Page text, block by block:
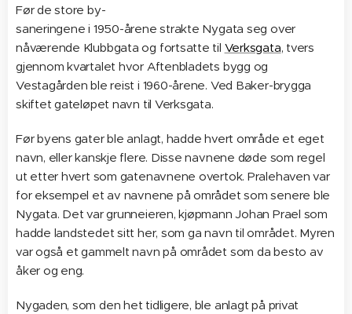
Før de store by-
saneringene i 1950-årene strakte Nygata seg over
nåværende Klubbgata og fortsatte til Verksgata, tvers
gjennom kvartalet hvor Aftenbladets bygg og
Vestagården ble reist i 1960-årene. Ved Baker-brygga
skiftet gateløpet navn til Verksgata.
Før byens gater ble anlagt, hadde hvert område et eget
navn, eller kanskje flere. Disse navnene døde som regel
ut etter hvert som gatenavnene overtok. Pralehaven var
for eksempel et av navnene på området som senere ble
Nygata. Det var grunneieren, kjøpmann Johan Prael som
hadde landstedet sitt her, som ga navn til området. Myren
var også et gammelt navn på området som da besto av
åker og eng.
Nygaden, som den het tidligere, ble anlagt på privat